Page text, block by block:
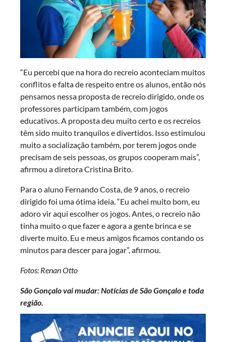
“Eu percebi que na hora do recreio aconteciam muitos
conflitos e falta de respeito entre os alunos, então nós
pensamos nessa proposta de recreio dirigido, onde os
professores participam também, com jogos
educativos. A proposta deu muito certo e os recreios
têm sido muito tranquilos e divertidos. Isso estimulou
muito a socialização também, por terem jogos onde
precisam de seis pessoas, os grupos cooperam mais”,
afirmou a diretora Cristina Brito.
Para o aluno Fernando Costa, de 9 anos, o recreio
dirigido foi uma ótima ideia. “Eu achei muito bom, eu
adoro vir aqui escolher os jogos. Antes, o recreio não
tinha muito o que fazer e agora a gente brinca e se
diverte muito. Eu e meus amigos ficamos contando os
minutos para descer para jogar”, afirmou.
Fotos: Renan Otto
São Gonçalo vai mudar: Notícias de São Gonçalo e toda
região.